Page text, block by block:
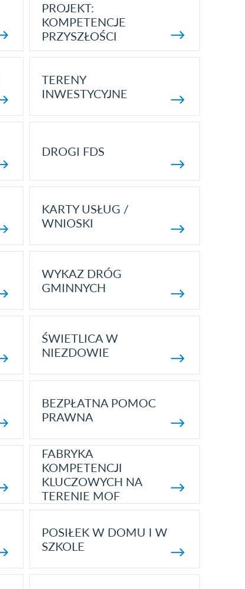
PROJEKT:
KOMPETENCJE
PRZYSZŁOŚCI
TERENY
INWESTYCYJNE
DROGI FDS
KARTY USŁUG /
WNIOSKI
WYKAZ DRÓG
GMINNYCH
ŚWIETLICA W
NIEZDOWIE
BEZPŁATNA POMOC
PRAWNA
FABRYKA
KOMPETENCJI
KLUCZOWYCH NA
TERENIE MOF
POSIŁEK W DOMU I W
SZKOLE